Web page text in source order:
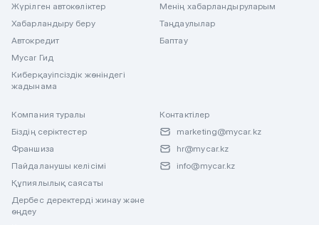
Жүрілген автокөліктер
Хабарландыру беру
Автокредит
Mycar Гид
Киберқауіпсіздік жөніндегі
жадынама
Менің хабарландыруларым
Таңдаулылар
Баптау
Компания туралы
Біздің серіктестер
Франшиза
Пайдаланушы келісімі
Құпиялылық саясаты
Дербес деректерді жинау және
өңдеу
Контактілер
marketing@mycar.kz
hr@mycar.kz
info@mycar.kz